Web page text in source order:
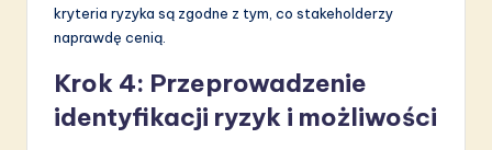
kryteria ryzyka są zgodne z tym, co stakeholderzy
naprawdę cenią.
Krok 4: Przeprowadzenie
identyfikacji ryzyk i możliwości